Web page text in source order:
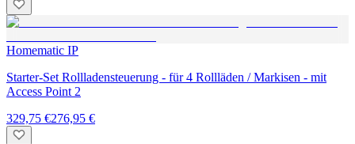
Homematic IP
Starter-Set Rollladensteuerung - für 4 Rollläden / Markisen - mit
Access Point 2
329,75 €276,95 €